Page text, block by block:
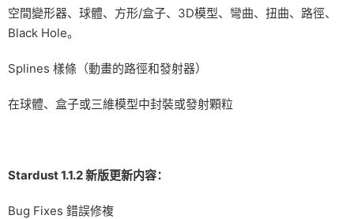
空間變形器、球體、方形/盒子、3D模型、彎曲、扭曲、路徑、
Black Hole。
Splines 樣條（動畫的路徑和發射器）
在球體、盒子或三維模型中封裝或發射顆粒
Stardust 1.1.2 新版更新内容：
Bug Fixes 錯誤修複